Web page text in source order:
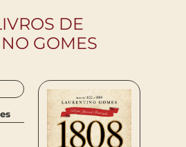
DE
GOMES